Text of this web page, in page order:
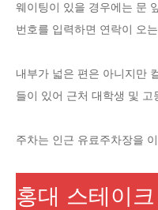
웨이팅이 있을 경우에는 문
번호를 입력하면 연락이 오
내부가 넓은 편은 아니지만
들이 있어 근처 대학생 및 고
주차는 인근 유료주차장을
홍대 스테이